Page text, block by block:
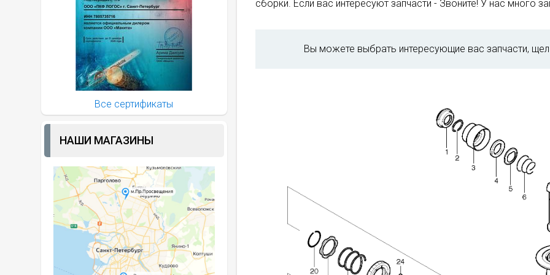
Все сертификаты
НАШИ МАГАЗИНЫ
сборки. Если вас интересуют запчасти - Звоните! У нас много
Вы можете выбрать интересующие вас запчасти,